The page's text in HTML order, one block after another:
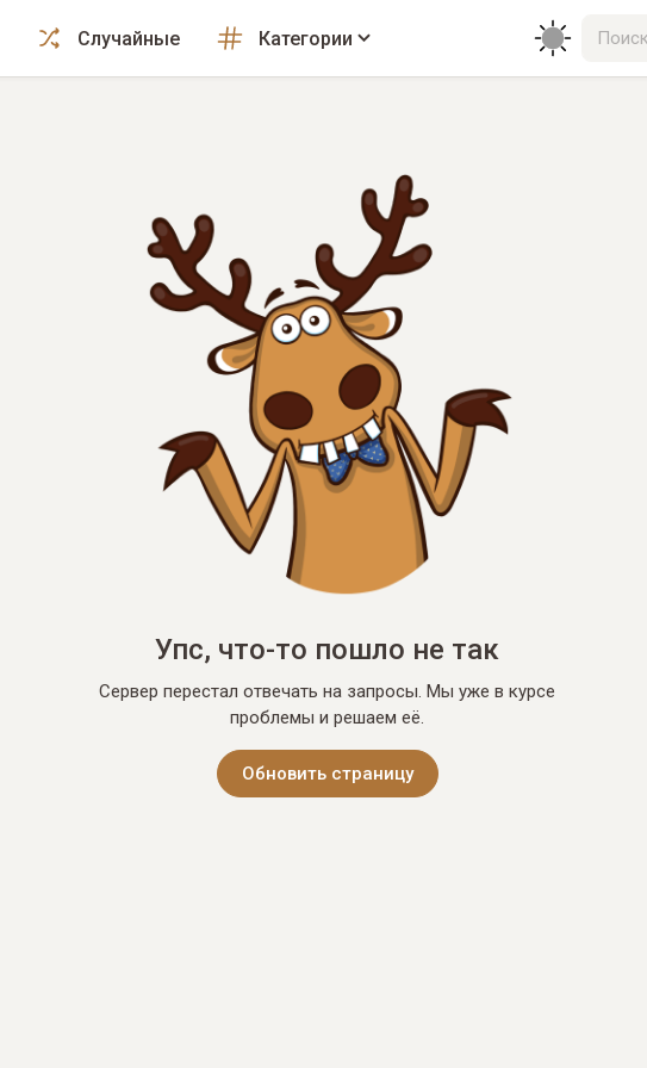
Случайные Категории
Упс, что-то пошло не так
Сервер перестал отвечать на запросы. Мы уже в курсе
проблемы и решаем её.
Обновить страницу